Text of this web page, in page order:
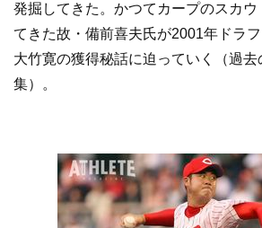
発掘してきた。かつてカープのスカウ
てきた故・備前喜夫氏が2001年ドラ
大竹寛の獲得秘話に迫っていく（過
集）。